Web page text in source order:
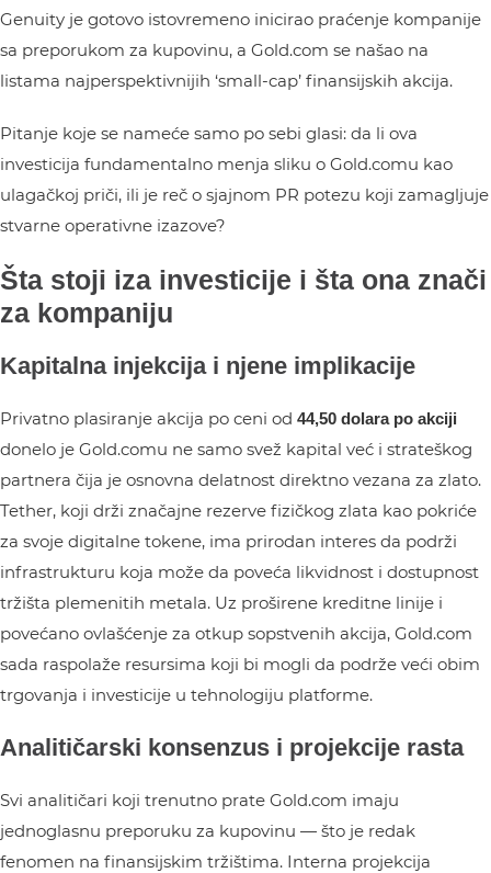
Genuity je gotovo istovremeno inicirao praćenje kompanije
sa preporukom za kupovinu, a Gold.com se našao na
listama najperspektivnijih ‘small-cap’ finansijskih akcija.
Pitanje koje se nameće samo po sebi glasi: da li ova
investicija fundamentalno menja sliku o Gold.comu kao
ulagačkoj priči, ili je reč o sjajnom PR potezu koji zamagljuje
stvarne operativne izazove?
Šta stoji iza investicije i šta ona znači
za kompaniju
Kapitalna injekcija i njene implikacije
Privatno plasiranje akcija po ceni od 44,50 dolara po akciji
donelo je Gold.comu ne samo svež kapital već i strateškog
partnera čija je osnovna delatnost direktno vezana za zlato.
Tether, koji drži značajne rezerve fizičkog zlata kao pokriće
za svoje digitalne tokene, ima prirodan interes da podrži
infrastrukturu koja može da poveća likvidnost i dostupnost
tržišta plemenitih metala. Uz proširene kreditne linije i
povećano ovlašćenje za otkup sopstvenih akcija, Gold.com
sada raspolaže resursima koji bi mogli da podrže veći obim
trgovanja i investicije u tehnologiju platforme.
Analitičarski konsenzus i projekcije rasta
Svi analitičari koji trenutno prate Gold.com imaju
jednoglasnu preporuku za kupovinu — što je redak
fenomen na finansijskim tržištima. Interna projekcija